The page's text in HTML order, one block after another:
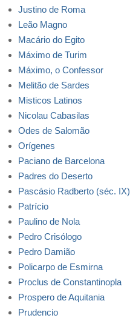
Justino de Roma
Leão Magno
Macário do Egito
Máximo de Turim
Máximo, o Confessor
Melitão de Sardes
Misticos Latinos
Nicolau Cabasilas
Odes de Salomão
Orígenes
Paciano de Barcelona
Padres do Deserto
Pascásio Radberto (séc. IX)
Patrício
Paulino de Nola
Pedro Crisólogo
Pedro Damião
Policarpo de Esmirna
Proclus de Constantinopla
Prospero de Aquitania
Prudencio